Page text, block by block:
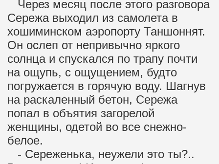
Через месяц после этого разговора
Сережа выходил из самолета в
хошиминском аэропорту Таншоннят.
Он ослеп от непривычно яркого
солнца и спускался по трапу почти
на ощупь, с ощущением, будто
погружается в горячую воду. Шагнув
на раскаленный бетон, Сережа
попал в объятия загорелой
женщины, одетой во все снежно-
белое.
- Сереженька, неужели это ты?..